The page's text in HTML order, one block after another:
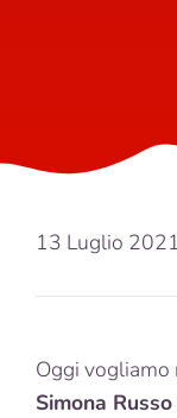
13 Luglio 2021
Oggi vogliamo
Simona Russo